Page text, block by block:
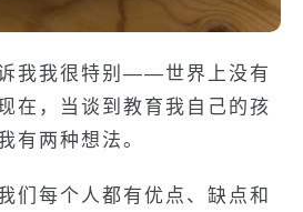
我我很特别——世界上没有
在，当谈到教育我自己的孩
有两种想法。
们每个人都有优点、缺点和